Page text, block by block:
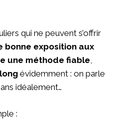
qui ne peuvent s’offrir
bonne exposition aux
une méthode fiable,
évidemment : on parle
idéalement…
: